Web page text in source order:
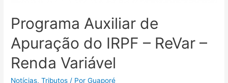
Programa Auxiliar de
Apuração do IRPF – ReVar –
Renda Variável
Notícias,Tributos / PorGuaporé